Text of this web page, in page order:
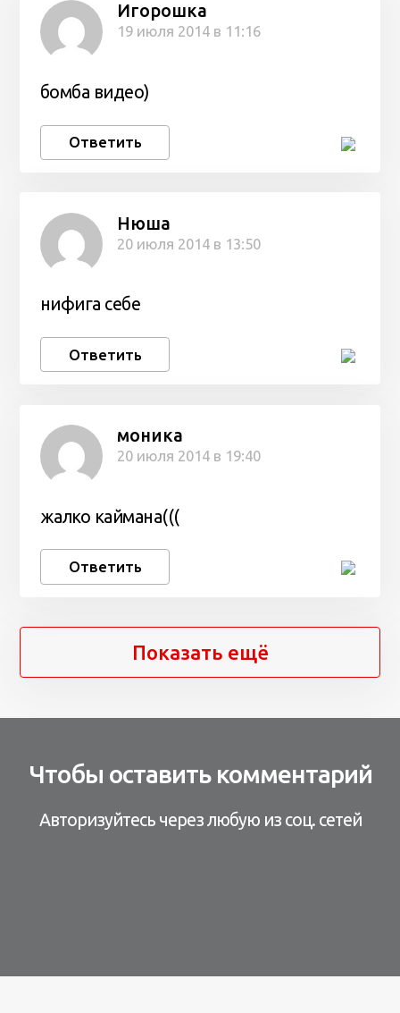
Игорошка
19 июля 2014 в 11:16
бомба видео)
Ответить
Нюша
20 июля 2014 в 13:50
нифига себе
Ответить
моника
20 июля 2014 в 19:40
жалко каймана(((
Ответить
Показать ещё
Чтобы оставить комментарий
Авторизуйтесь через любую из соц. сетей